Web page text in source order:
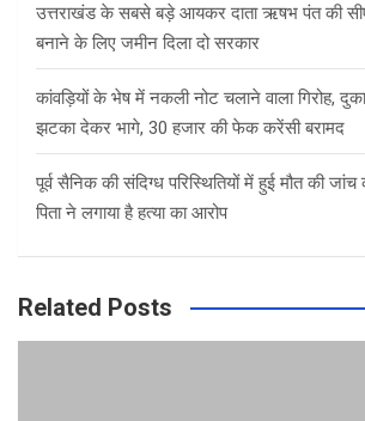
उत्तराखंड के सबसे बड़े आयकर दाता ऋषभ पंत की
बनाने के लिए जमीन दिला दो सरकार
कांवड़ियों के भेष में नकली नोट चलाने वाला गिरोह,
झटका देकर भागे, 30 हजार की फेक करेंसी बरामद
पूर्व सैनिक की संदिग्ध परिस्थितियों में हुई मौत की जांच
पिता ने लगाया है हत्या का आरोप
Related Posts